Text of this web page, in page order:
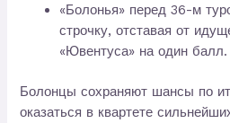
«Болонья» перед 36-м
строчку, отставая от
«Ювентуса» на один балл.
Болонцы сохраняют шансы по
оказаться в квартете